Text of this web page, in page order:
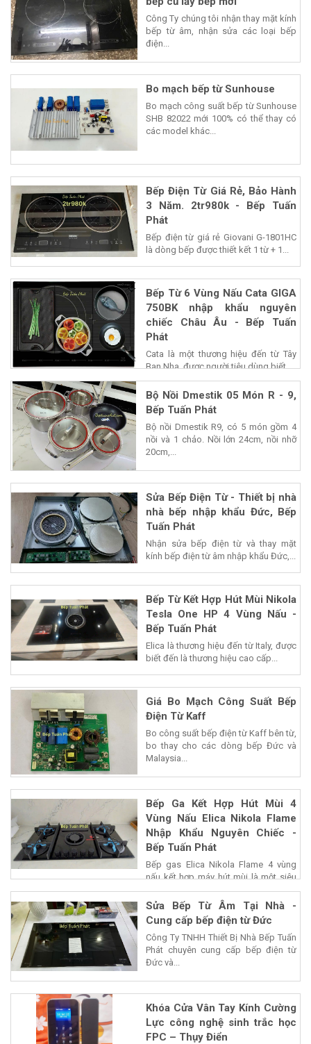
Công Ty chúng tôi nhận thay mặt kính
bếp từ âm, nhận sửa các loại bếp
điện...
Bo mạch bếp từ Sunhouse
Bo mạch công suất bếp từ Sunhouse
SHB 82022 mới 100% có thể thay có
các model khác...
Bếp Điện Từ Giá Rẻ, Bảo Hành
3 Năm. 2tr980k - Bếp Tuấn
Phát
Bếp điện từ giá rẻ Giovani G-1801HC
là dòng bếp được thiết kết 1 từ + 1...
Bếp Từ 6 Vùng Nấu Cata GIGA
750BK nhập khẩu nguyên
chiếc Châu Âu - Bếp Tuấn
Phát
Cata là một thương hiệu đến từ Tây
Ban Nha, được người tiêu dùng biết...
Bộ Nồi Dmestik 05 Món R - 9,
Bếp Tuấn Phát
Bộ nồi Dmestik R9, có 5 món gồm 4
nồi và 1 chảo. Nồi lớn 24cm, nồi nhỡ
20cm,...
Sửa Bếp Điện Từ - Thiết bị nhà
nhà bếp nhập khẩu Đức, Bếp
Tuấn Phát
Nhận sửa bếp điện từ và thay mặt
kính bếp điện từ âm nhập khẩu Đức,...
Bếp Từ Kết Hợp Hút Mùi Nikola
Tesla One HP 4 Vùng Nấu -
Bếp Tuấn Phát
Elica là thương hiệu đến từ Italy, được
biết đến là thương hiệu cao cấp...
Giá Bo Mạch Công Suất Bếp
Điện Từ Kaff
Bo công suất bếp điện từ Kaff bên từ,
bo thay cho các dòng bếp Đức và
Malaysia...
Bếp Ga Kết Hợp Hút Mùi 4
Vùng Nấu Elica Nikola Flame
Nhập Khẩu Nguyên Chiếc -
Bếp Tuấn Phát
Bếp gas Elica Nikola Flame 4 vùng
nấu kết hợp máy hút mùi là một siêu
phẩm của...
Sửa Bếp Từ Âm Tại Nhà -
Cung cấp bếp điện từ Đức
Công Ty TNHH Thiết Bị Nhà Bếp Tuấn
Phát chuyên cung cấp bếp điện từ
Đức và...
Khóa Cửa Vân Tay Kính Cường
Lực công nghệ sinh trắc học
FPC – Thụy Điển